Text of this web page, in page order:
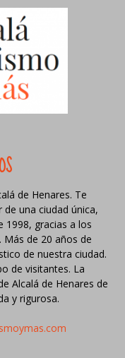
de Henares. Te
una ciudad única,
1998, gracias a los
de 20 años de
de nuestra ciudad.
de visitantes. La
Alcalá de Henares de
y rigurosa.